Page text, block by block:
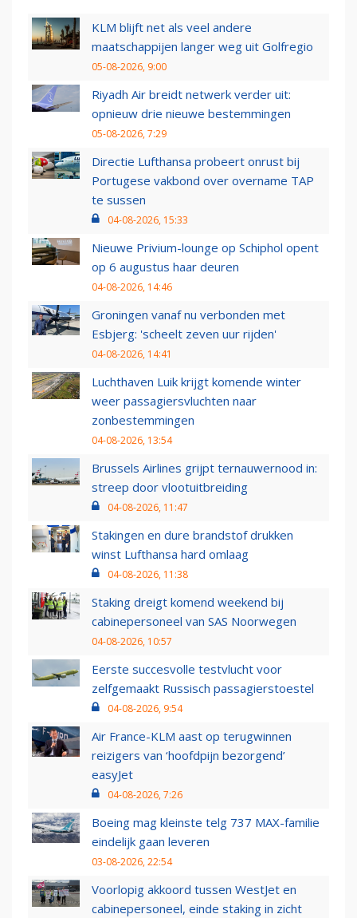
KLM blijft net als veel andere
maatschappijen langer weg uit Golfregio
05-08-2026, 9:00
Riyadh Air breidt netwerk verder uit:
opnieuw drie nieuwe bestemmingen
05-08-2026, 7:29
Directie Lufthansa probeert onrust bij
Portugese vakbond over overname TAP
te sussen
04-08-2026, 15:33
Nieuwe Privium-lounge op Schiphol opent
op 6 augustus haar deuren
04-08-2026, 14:46
Groningen vanaf nu verbonden met
Esbjerg: 'scheelt zeven uur rijden'
04-08-2026, 14:41
Luchthaven Luik krijgt komende winter
weer passagiersvluchten naar
zonbestemmingen
04-08-2026, 13:54
Brussels Airlines grijpt ternauwernood in:
streep door vlootuitbreiding
04-08-2026, 11:47
Stakingen en dure brandstof drukken
winst Lufthansa hard omlaag
04-08-2026, 11:38
Staking dreigt komend weekend bij
cabinepersoneel van SAS Noorwegen
04-08-2026, 10:57
Eerste succesvolle testvlucht voor
zelfgemaakt Russisch passagierstoestel
04-08-2026, 9:54
Air France-KLM aast op terugwinnen
reizigers van ‘hoofdpijn bezorgend’
easyJet
04-08-2026, 7:26
Boeing mag kleinste telg 737 MAX-familie
eindelijk gaan leveren
03-08-2026, 22:54
Voorlopig akkoord tussen WestJet en
cabinepersoneel, einde staking in zicht